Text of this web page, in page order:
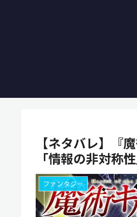
【ネタバレ】『
「情報の非対称
ファンタジー